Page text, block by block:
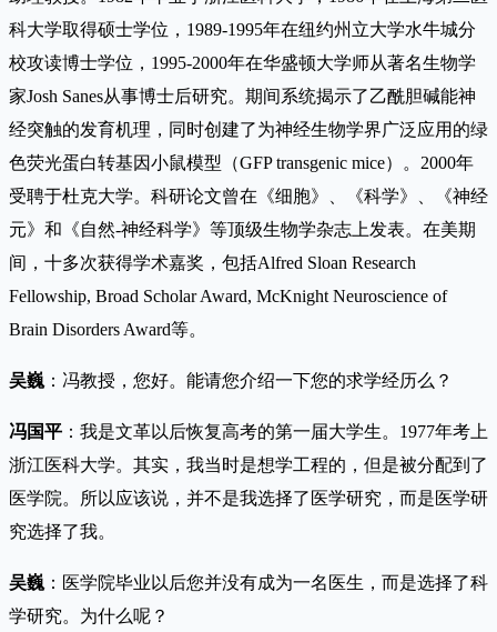
科大学取得硕士学位，1989-1995年在纽约州立大学水牛城分
校攻读博士学位，1995-2000年在华盛顿大学师从著名生物学
家Josh Sanes从事博士后研究。期间系统揭示了乙酰胆碱能神
经突触的发育机理，同时创建了为神经生物学界广泛应用的绿
色荧光蛋白转基因小鼠模型（GFP transgenic mice）。2000年
受聘于杜克大学。科研论文曾在《细胞》、《科学》、《神经
元》和《自然-神经科学》等顶级生物学杂志上发表。在美期
间，十多次获得学术嘉奖，包括Alfred Sloan Research
Fellowship, Broad Scholar Award, McKnight Neuroscience of
Brain Disorders Award等。
吴巍 ：冯教授，您好。能请您介绍一下您的求学经历么？
冯国平 ：我是文革以后恢复高考的第一届大学生。1977年考上
浙江医科大学。其实，我当时是想学工程的，但是被分配到了
医学院。所以应该说，并不是我选择了医学研究，而是医学研
究选择了我。
吴巍 ：医学院毕业以后您并没有成为一名医生，而是选择了科
学研究。为什么呢？